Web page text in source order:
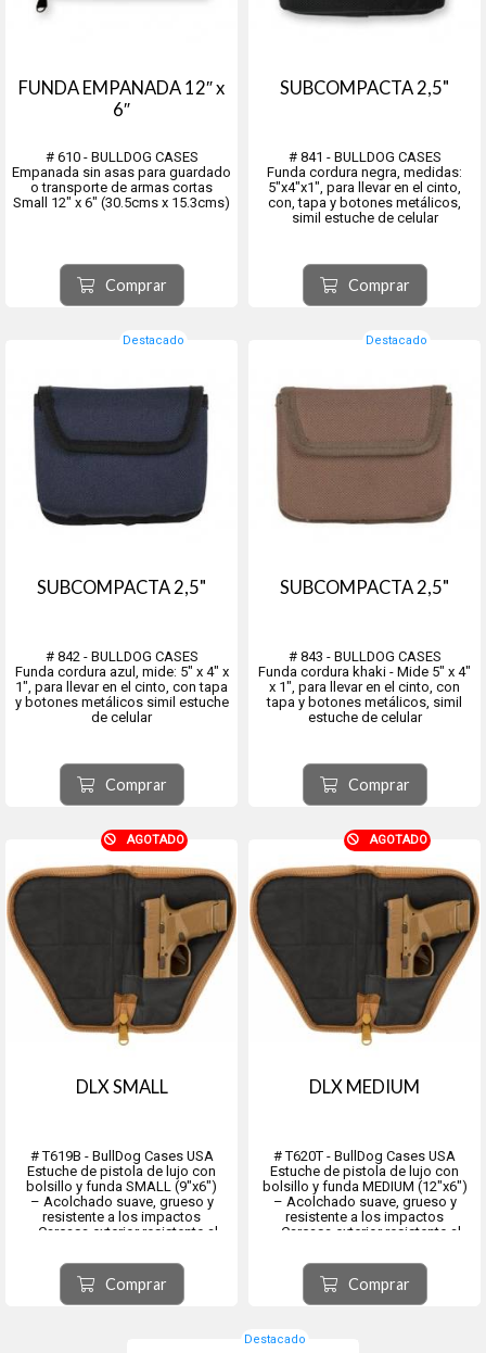
FUNDA EMPANADA 12″ x
6″
# 610 - BULLDOG CASES
Empanada sin asas para guardado
o transporte de armas cortas
Small 12″ x 6″ (30.5cms x 15.3cms)
Comprar
SUBCOMPACTA 2,5"
# 841 - BULLDOG CASES
Funda cordura negra, medidas:
5"x4"x1", para llevar en el cinto,
con, tapa y botones metálicos,
simil estuche de celular
Comprar
Destacado
SUBCOMPACTA 2,5"
# 842 - BULLDOG CASES
Funda cordura azul, mide: 5" x 4" x
1", para llevar en el cinto, con tapa
y botones metálicos simil estuche
de celular
Comprar
Destacado
SUBCOMPACTA 2,5"
# 843 - BULLDOG CASES
Funda cordura khaki - Mide 5" x 4"
x 1", para llevar en el cinto, con
tapa y botones metálicos, simil
estuche de celular
Comprar
AGOTADO
DLX SMALL
# T619B - BullDog Cases USA
Estuche de pistola de lujo con
bolsillo y funda SMALL (9″x6″)
– Acolchado suave, grueso y
resistente a los impactos
– Carcasa exterior resistente al
- Cremallera de longitud completa
que permite que el estuche se abra
por...
Comprar
AGOTADO
DLX MEDIUM
# T620T - BullDog Cases USA
Estuche de pistola de lujo con
bolsillo y funda MEDIUM (12″x6″)
– Acolchado suave, grueso y
resistente a los impactos
– Carcasa exterior resistente al
- Cremallera de longitud completa
que permite que el estuche se abra
p...
Comprar
Destacado